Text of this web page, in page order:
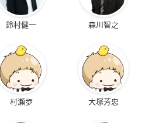
鈴村健一 森川智之
村瀬歩 大塚芳忠